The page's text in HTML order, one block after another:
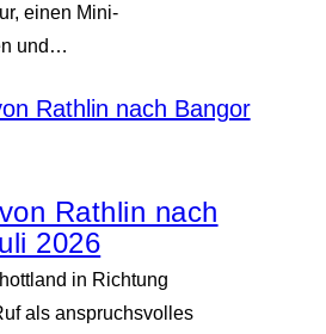
einen Mini-
und…
Rathlin nach
2026
in Richtung
als anspruchsvolles